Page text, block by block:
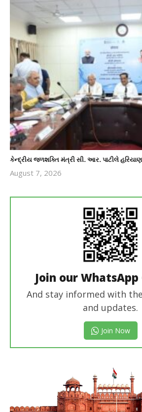
કેન્દ્રીય જળશક્તિ મંત્રી સી. આર. પાટીલે
August 7, 2026
Join our WhatsApp
And stay informed with
and updates.
Join Now